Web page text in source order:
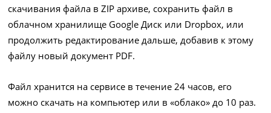
скачивания файла в ZIP архиве, сохранить файл в
облачном хранилище Google Диск или Dropbox, или
продолжить редактирование дальше, добавив к этому
файлу новый документ PDF.
Файл хранится на сервисе в течение 24 часов, его
можно скачать на компьютер или в «облако» до 10 раз.